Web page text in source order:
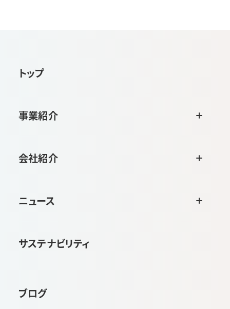
トップ
事業紹介
会社紹介
ニュース
サステナビリティ
ブログ